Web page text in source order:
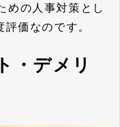
めの人事対策とし
価なのです。
・デメリ